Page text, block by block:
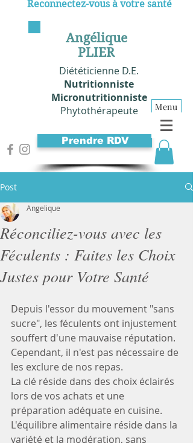
Angélique
PLIER
Diététicienne D.E.
Nutritionniste
Micronutritionniste
Phytothérapeute
Menu
Reconnectez-vous à votre santé
Prendre RDV
Post
Réconciliez-vous avec les
Féculents : Faites les Choix
Justes pour Votre Santé
Angelique
Depuis l'essor du mouvement "sans
sucre", les féculents ont injustement
souffert d'une mauvaise réputation.
Cependant, il n'est pas nécessaire de
les exclure de nos repas.
La clé réside dans des choix éclairés
lors de vos achats et une
préparation adéquate en cuisine.
L'équilibre alimentaire réside dans la
variété et la modération, sans